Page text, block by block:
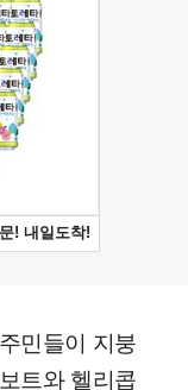
민들이 지붕
트와 헬리콥